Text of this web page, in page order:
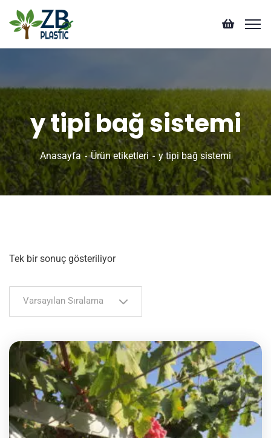
y tipi bağ sistemi
Anasayfa Ürün etiketleri y tipi bağ sistemi
Tek bir sonuç gösteriliyor
Varsayılan Sıralama